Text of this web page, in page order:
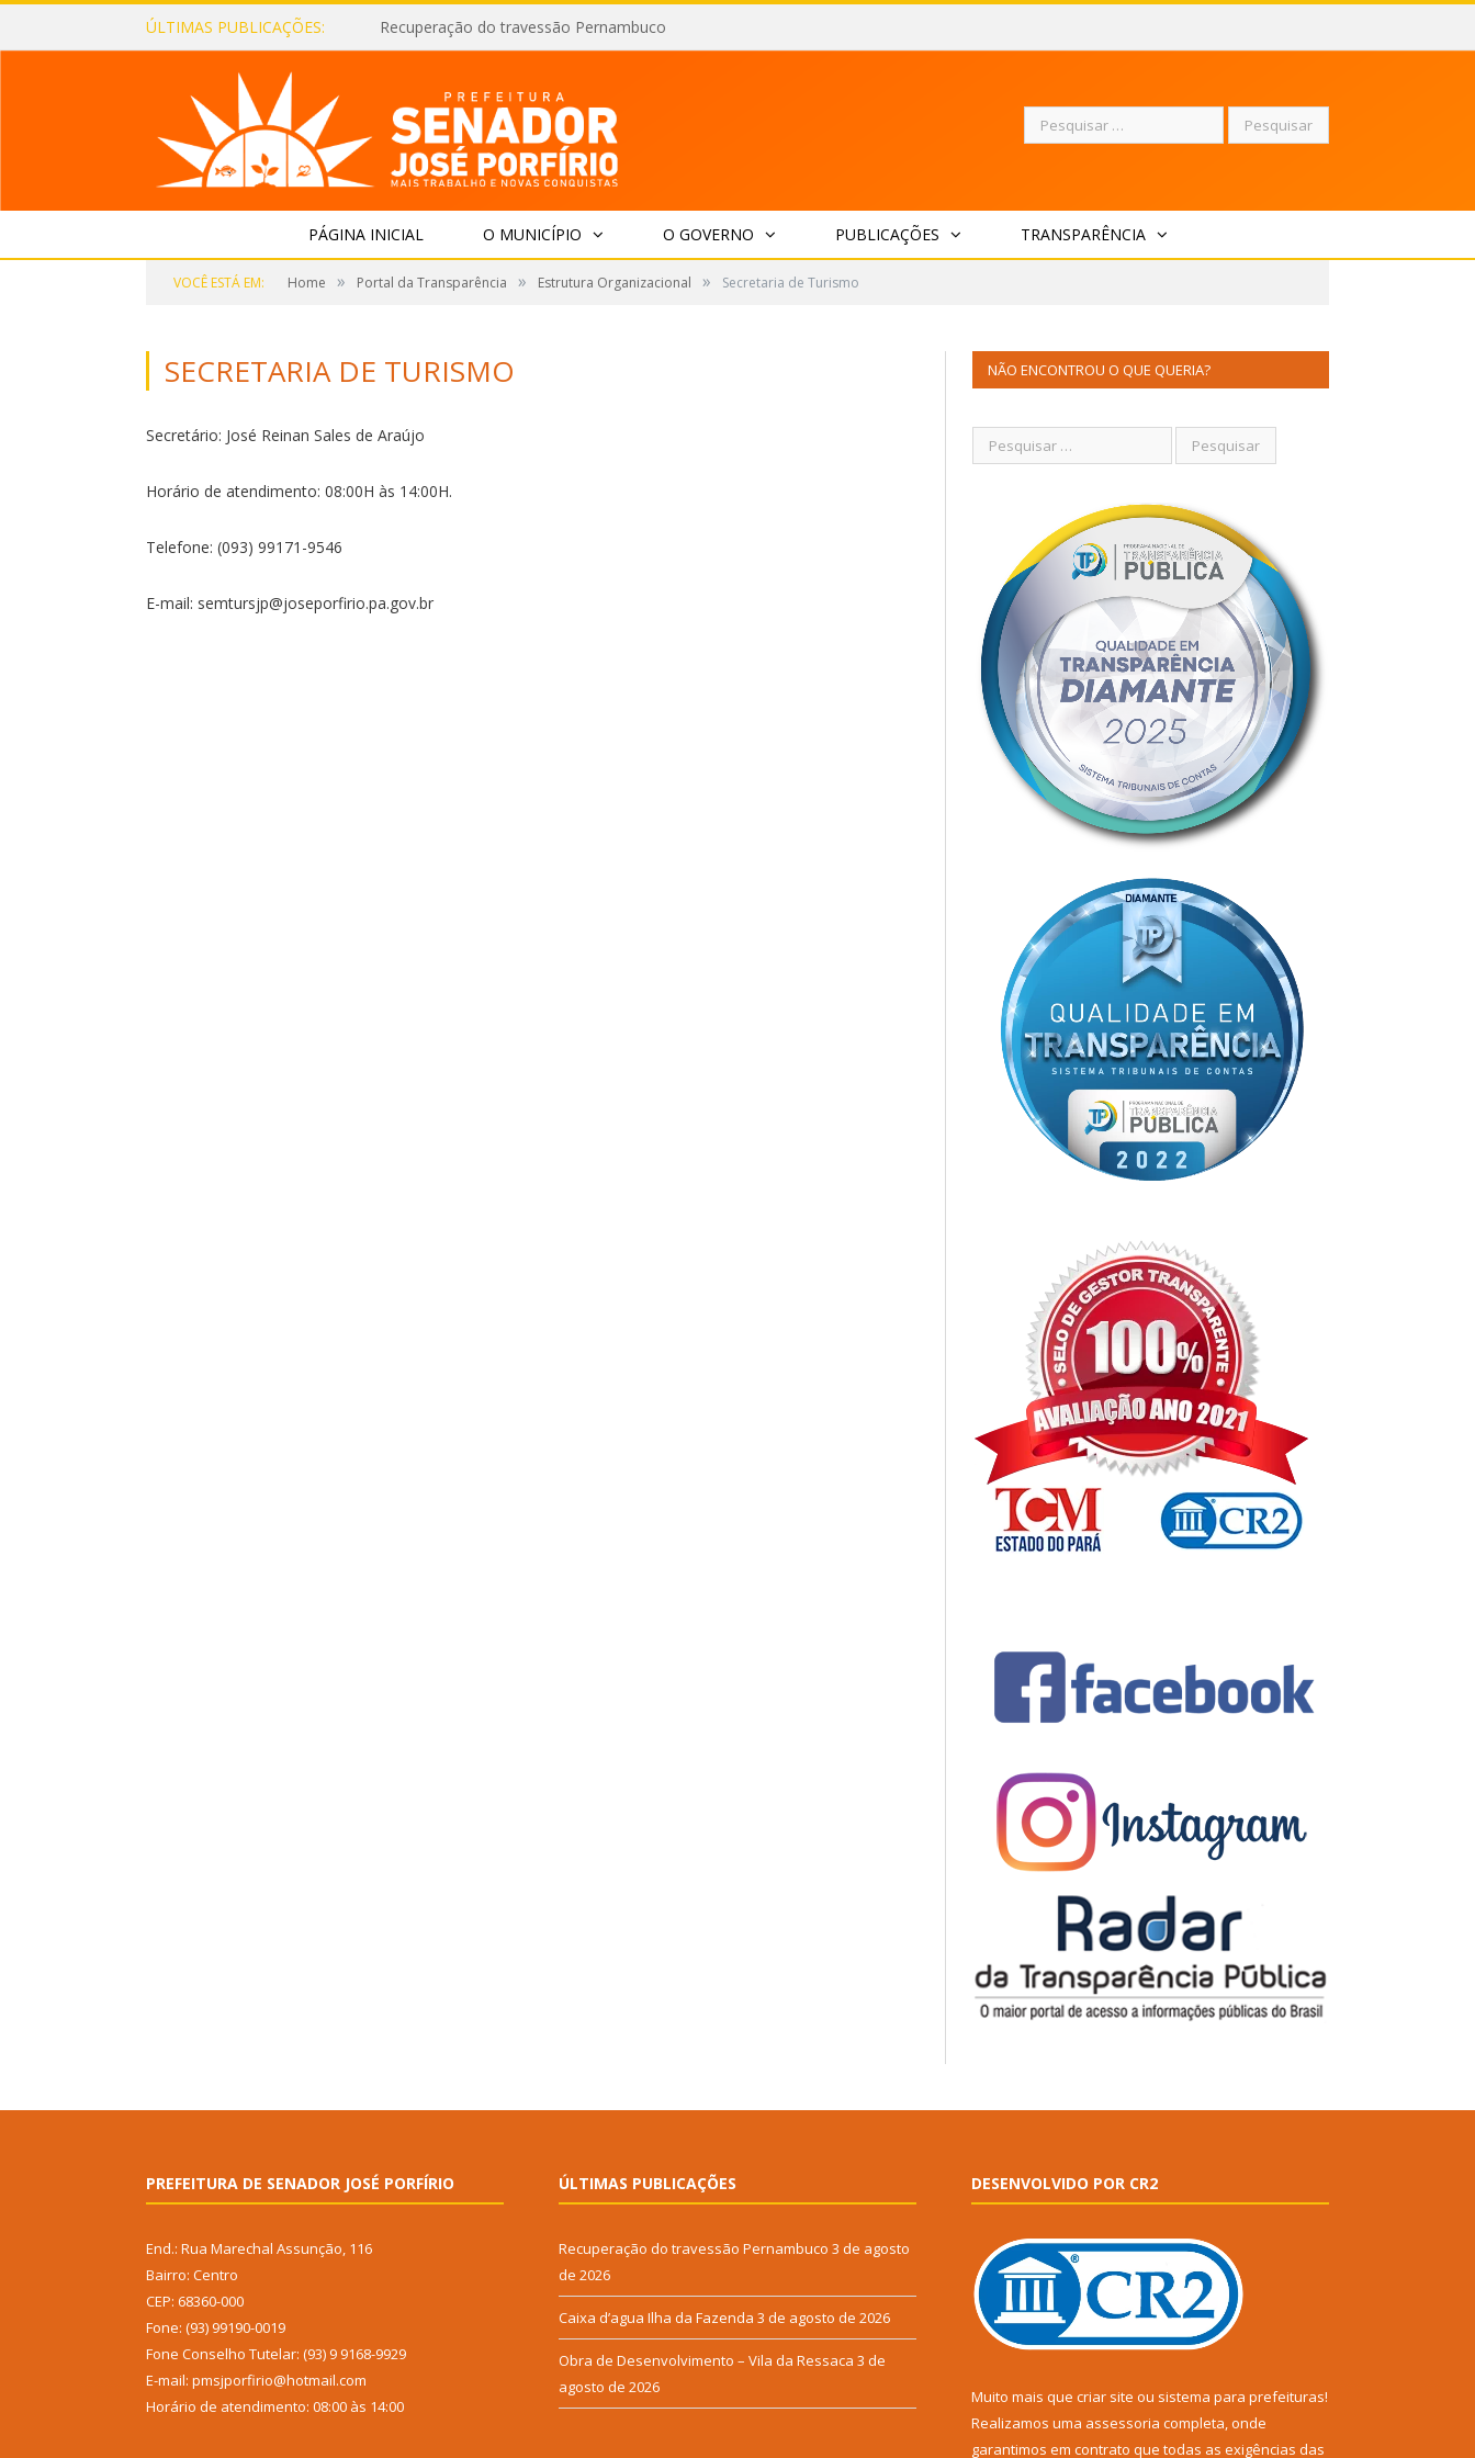
ÚLTIMAS PUBLICAÇÕES: Recuperação do travessão Pernambuco
Pesquisar
PÁGINA INICIAL O MUNICÍPIO O GOVERNO PUBLICAÇÕES TRANSPARÊNCIA
VOCÊ ESTÁ EM: Home » Portal da Transparência » Estrutura Organizacional » Secretaria de Turismo
SECRETARIA DE TURISMO
Secretário: José Reinan Sales de Araújo
Horário de atendimento: 08:00H às 14:00H.
Telefone: (093) 99171-9546
E-mail: semtursjp@joseporfirio.pa.gov.br
NÃO ENCONTROU O QUE QUERIA?
PREFEITURA DE SENADOR JOSÉ PORFÍRIO
End.: Rua Marechal Assunção, 116
Bairro: Centro
CEP: 68360-000
Fone: (93) 99190-0019
Fone Conselho Tutelar: (93) 9 9168-9929
E-mail: pmsjporfirio@hotmail.com
Horário de atendimento: 08:00 às 14:00
ÚLTIMAS PUBLICAÇÕES
Recuperação do travessão Pernambuco 3 de agosto
de 2026
Caixa d’agua Ilha da Fazenda 3 de agosto de 2026
Obra de Desenvolvimento – Vila da Ressaca 3 de
agosto de 2026
DESENVOLVIDO POR CR2
Muito mais que criar site ou sistema para prefeituras!
Realizamos uma assessoria completa, onde
garantimos em contrato que todas as exigências das